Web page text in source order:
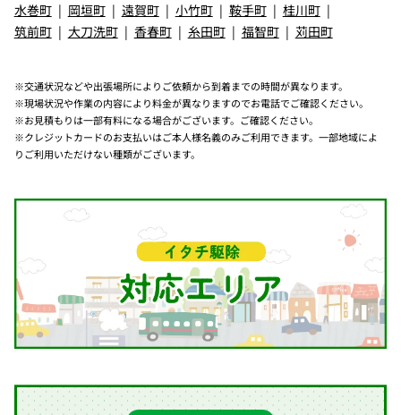
水巻町
岡垣町 遠賀町 小竹町 鞍手町
桂川町
筑前町
大刀洗町 香春町 糸田町 福智町 苅田町
※交通状況などや出張場所によりご依頼から到着までの時間が異なります。
※現場状況や作業の内容により料金が異なりますのでお電話でご確認ください。
※お見積もりは一部有料になる場合がございます。ご確認ください。
※クレジットカードのお支払いはご本人様名義のみご利用できます。一部地域によ
りご利用いただけない種類がございます。